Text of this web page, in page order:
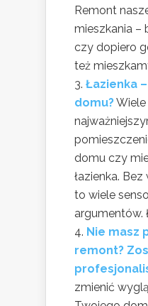
Remont
mieszkania –
czy dopiero
też
Łazienka
domu?Wiele
domu czy
łazienka.
to wiele
argumentów.
Nie masz
remont?
zmienić